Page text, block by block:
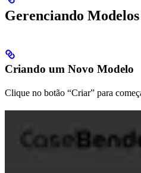
Gerenciando Modelos
Criando um Novo Modelo
Clique no botão “Criar” para